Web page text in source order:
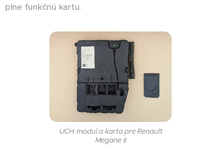
plne funkčnú kartu.
UCH modul a karta pre Renault
Megane II